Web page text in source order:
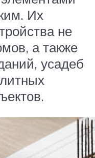
Их
не
а также
усадеб